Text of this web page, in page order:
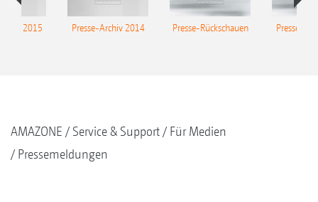
2015 Presse-Archiv 2014 Presse-Rückschauen Presse-
AMAZONE Service & Support
Für Medien
Pressemeldungen